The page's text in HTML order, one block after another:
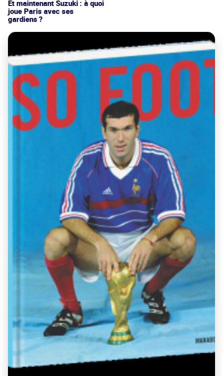
Et maintenant Suzuki : à quoi
joue Paris avec ses
gardiens ?